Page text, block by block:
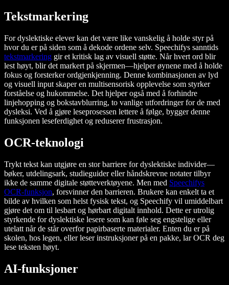
Tekstmarkering
For dyslektiske elever kan det være like vanskelig å holde styr på
hvor du er på siden som å dekode ordene selv. Speechifys sanntids
tekstmarkering gir et kritisk lag av visuell støtte. Når hvert ord blir
lest høyt, blir det markert på skjermen—hjelper øynene med å holde
fokus og forsterker ordgjenkjenning. Denne kombinasjonen av lyd
og visuell input skaper en multisensorisk opplevelse som styrker
forståelse og hukommelse. Det hjelper også med å forhindre
linjehopping og bokstavblurring, to vanlige utfordringer for de med
dysleksi. Ved å gjøre leseprosessen lettere å følge, bygger denne
funksjonen leseferdighet og reduserer frustrasjon.
OCR-teknologi
Trykt tekst kan utgjøre en stor barriere for dyslektiske individer—
bøker, utdelingsark, studieguider eller håndskrevne notater tilbyr
ikke de samme digitale støtteverktøyene. Men med Speechifys
OCR-funksjon, forsvinner den barrieren. Brukere kan enkelt ta et
bilde av hvilken som helst fysisk tekst, og Speechify vil umiddelbart
gjøre det om til lesbart og hørbart digitalt innhold. Dette er utrolig
styrkende for dyslektiske lesere som kan føle seg engstelige eller
utelatt når de står overfor papirbaserte materialer. Enten du er på
skolen, hos legen, eller leser instruksjoner på en pakke, lar OCR deg
lese teksten høyt.
AI-funksjoner